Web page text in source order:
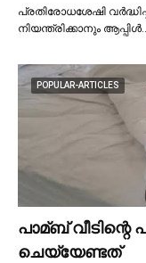
പ്രതിരോധശേഷി
നിയന്ത്രിക്കാനും
POPULAR-ARTICLES
പാമ്ബ്
ചെയ്യേണ്ടത്